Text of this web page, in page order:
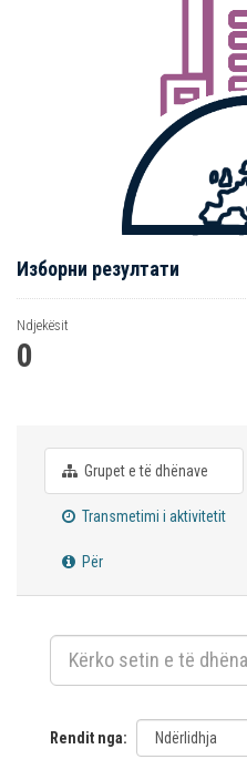
Изборни резултати
Ndjekësit
0
Grupet e të dhënave
Transmetimi i aktivitetit
Për
Rendit nga